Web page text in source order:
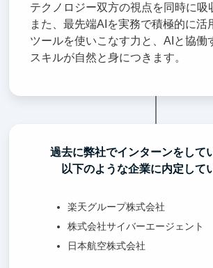
テクノロジー双方の視点を同時に吸
また、最先端AIを実務で積極的に活
ツールを使いこなす力と、AIと協働
スキルが自然と身につきます。
過去に弊社でインターンをして
以下のような企業に内定して
楽天グループ株式会社
株式会社サイバーエージェント
日本航空株式会社